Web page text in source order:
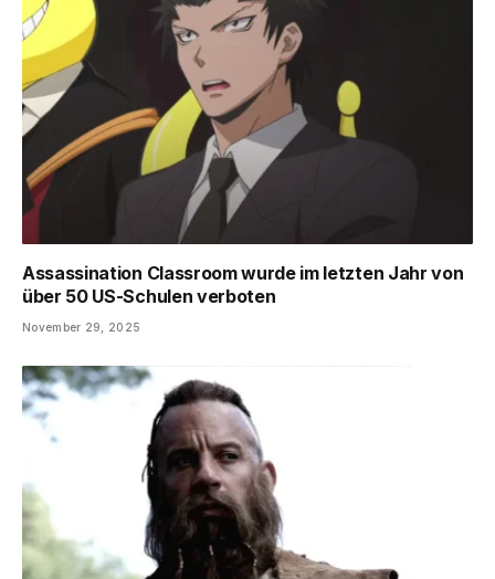
Assassination Classroom wurde im letzten Jahr von
über 50 US-Schulen verboten
November 29, 2025